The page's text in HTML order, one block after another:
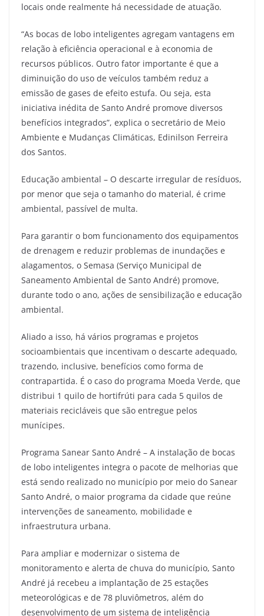
locais onde realmente há necessidade de atuação.
“As bocas de lobo inteligentes agregam vantagens em
relação à eficiência operacional e à economia de
recursos públicos. Outro fator importante é que a
diminuição do uso de veículos também reduz a
emissão de gases de efeito estufa. Ou seja, esta
iniciativa inédita de Santo André promove diversos
benefícios integrados”, explica o secretário de Meio
Ambiente e Mudanças Climáticas, Edinilson Ferreira
dos Santos.
Educação ambiental – O descarte irregular de resíduos,
por menor que seja o tamanho do material, é crime
ambiental, passível de multa.
Para garantir o bom funcionamento dos equipamentos
de drenagem e reduzir problemas de inundações e
alagamentos, o Semasa (Serviço Municipal de
Saneamento Ambiental de Santo André) promove,
durante todo o ano, ações de sensibilização e educação
ambiental.
Aliado a isso, há vários programas e projetos
socioambientais que incentivam o descarte adequado,
trazendo, inclusive, benefícios como forma de
contrapartida. É o caso do programa Moeda Verde, que
distribui 1 quilo de hortifrúti para cada 5 quilos de
materiais recicláveis que são entregue pelos
munícipes.
Programa Sanear Santo André – A instalação de bocas
de lobo inteligentes integra o pacote de melhorias que
está sendo realizado no município por meio do Sanear
Santo André, o maior programa da cidade que reúne
intervenções de saneamento, mobilidade e
infraestrutura urbana.
Para ampliar e modernizar o sistema de
monitoramento e alerta de chuva do município, Santo
André já recebeu a implantação de 25 estações
meteorológicas e de 78 pluviômetros, além do
desenvolvimento de um sistema de inteligência